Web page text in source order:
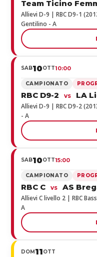
Team Ticino
Allievi D-9 | RBC D9-1
Gentilino - A
SAB10OTT10:00
CAMPIONATO
RBC D9-2 vs LA
Allievi D-9 | RBC D9-2
- A
SAB10OTT15:00
CAMPIONATO
RBC C vs AS
Allievi C livello 2 | RBC
A
DOM11OTT